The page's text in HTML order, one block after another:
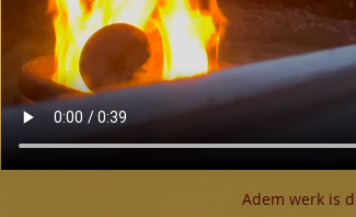
Adem werk is